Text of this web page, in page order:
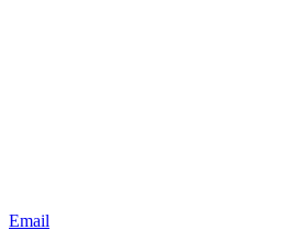
Email